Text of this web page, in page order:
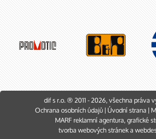
dif s r.o. ® 2011 - 2026, všechna práva
Ochrana osobních údajů|Úvodní strana|
MARFreklamní agentura,grafické
tvorba webových stráneka